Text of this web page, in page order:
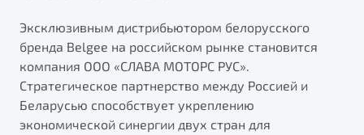
Эксклюзивным дистрибьютором белорусского
бренда Belgee на российском рынке становится
компания ООО «СЛАВА МОТОРС РУС».
Стратегическое партнерство между Россией и
Беларусью способствует укреплению
экономической синергии двух стран для